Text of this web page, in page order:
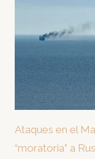
Ataques en el
“moratoria” a